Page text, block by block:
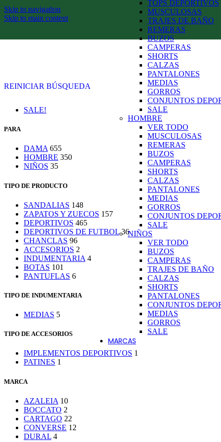
Skip to navigation
Skip to main content
TOPS DEPORTIVOS
MUSCULOSAS
TRAJES DE BAÑO
REMERAS
BUZOS
CAMPERAS
SHORTS
CALZAS
PANTALONES
MEDIAS
GORROS
CONJUNTOS
SALE
HOMBRE
VER TODO
MUSCULOSAS
REMERAS
BUZOS
CAMPERAS
SHORTS
CALZAS
PANTALONES
MEDIAS
GORROS
CONJUNTOS
SALE
NIÑOS
VER TODO
BUZOS
CAMPERAS
TRAJES DE BAÑO
CALZAS
SHORTS
PANTALONES
CONJUNTOS
MEDIAS
GORROS
SALE
MARCAS
REINICIAR BÚSQUEDA
SALE!
PARA
DAMA 655
HOMBRE 350
NIÑOS 35
TIPO DE PRODUCTO
SANDALIAS 148
ZAPATOS Y ZUECOS 157
DEPORTIVOS 465
DEPORTIVOS DE FUTBOL 36
CHANCLAS 96
ACCESORIOS 2
INDUMENTARIA 4
BOTAS 101
PANTUFLAS 6
TIPO DE INDUMENTARIA
MEDIAS 5
TIPO DE ACCESORIOS
IMPLEMENTOS DEPORTIVOS 1
PATINES 1
MARCA
AZALEIA 10
BOCCATO 2
CARTAGO 22
CONVERSE 12
DURAL 4